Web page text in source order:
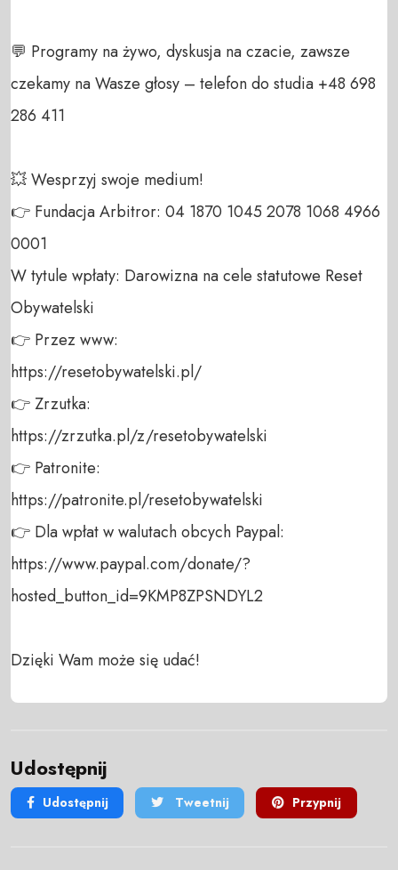
💬 Programy na żywo, dyskusja na czacie, zawsze
czekamy na Wasze głosy – telefon do studia +48 698
286 411
💥 Wesprzyj swoje medium!
👉 Fundacja Arbitror: 04 1870 1045 2078 1068 4966
0001
W tytule wpłaty: Darowizna na cele statutowe Reset
Obywatelski
👉 Przez www:
https://resetobywatelski.pl/
👉 Zrzutka:
https://zrzutka.pl/z/resetobywatelski
👉 Patronite:
https://patronite.pl/resetobywatelski
👉 Dla wpłat w walutach obcych Paypal:
https://www.paypal.com/donate/?
hosted_button_id=9KMP8ZPSNDYL2
Dzięki Wam może się udać!
Udostępnij
Udostępnij Tweetnij Przypnij